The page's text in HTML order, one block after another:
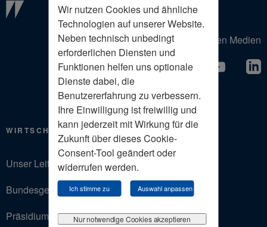
Wir nutzen Cookies und ähnliche
Technologien auf unserer Website.
Neben technisch unbedingt
erforderlichen Diensten und
Funktionen helfen uns optionale
Dienste dabei, die
Benutzererfahrung zu verbessern.
Ihre Einwilligung ist freiwillig und
kann jederzeit mit Wirkung für die
Zukunft über dieses Cookie-
Consent-Tool geändert oder
widerrufen werden.
Ich stimme zu Auswahl anpassen
Nur notwendige Cookies akzeptieren
Der Wirtschaftsrat in den Sozialen Medien
WIRTSCHAFTSRAT
Unser Leitbild
Bundesgeschäftsstelle
Präsidium